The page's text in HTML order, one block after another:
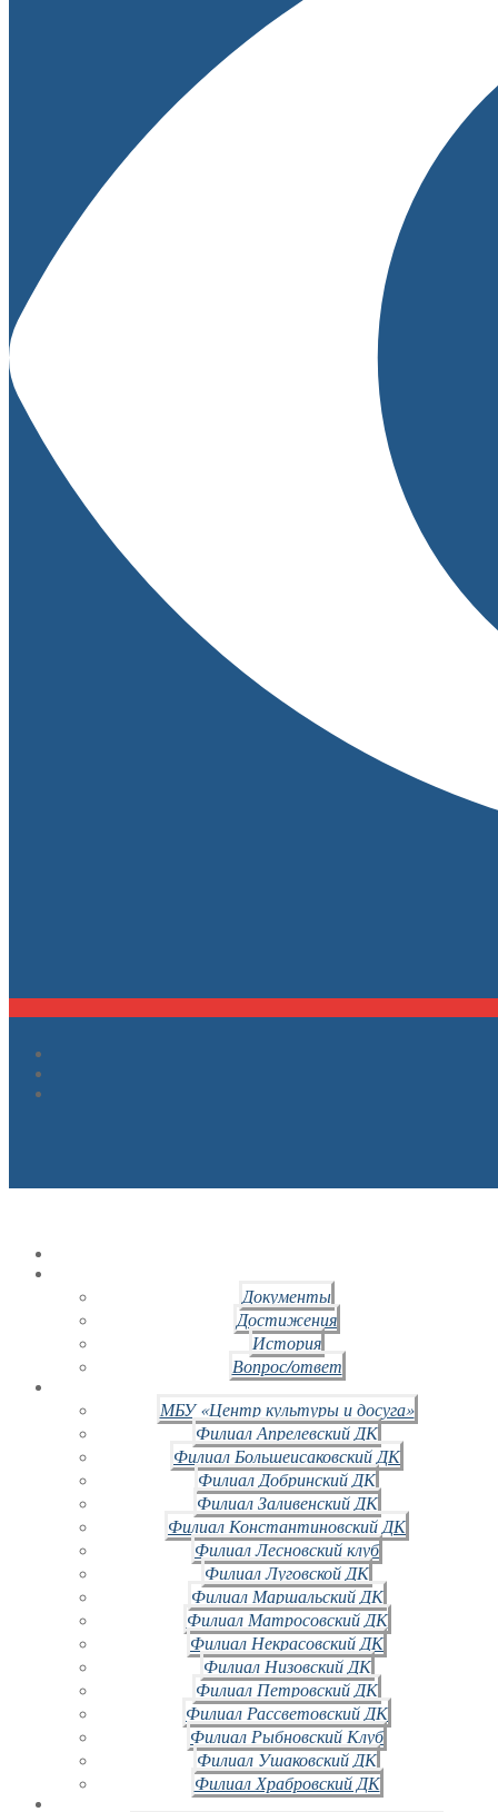
Документы
Достижения
История
Вопрос/ответ
МБУ «Центр культуры и досуга»
Филиал Апрелевский ДК
Филиал Большеисаковский ДК
Филиал Добринский ДК
Филиал Заливенский ДК
Филиал Константиновский ДК
Филиал Лесновский клуб
Филиал Луговской ДК
Филиал Маршальский ДК
Филиал Матросовский ДК
Филиал Некрасовский ДК
Филиал Низовский ДК
Филиал Петровский ДК
Филиал Рассветовский ДК
Филиал Рыбновский Клуб
Филиал Ушаковский ДК
Филиал Храбровский ДК